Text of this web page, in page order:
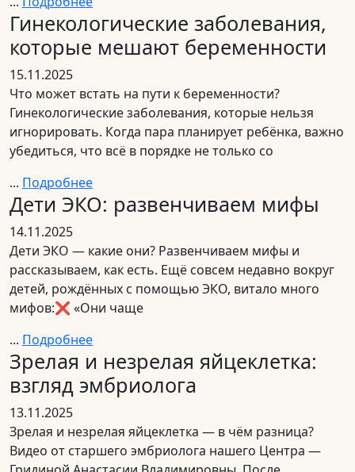
Гинекологические заболевания,
которые мешают беременности
15.11.2025
Что может встать на пути к беременности?
Гинекологические заболевания, которые нельзя
игнорировать. Когда пара планирует ребёнка, важно
убедиться, что всё в порядке не только со
... Подробнее
Дети ЭКО: развенчиваем мифы
14.11.2025
Дети ЭКО — какие они? Развенчиваем мифы и
рассказываем, как есть. Ещё совсем недавно вокруг
детей, рождённых с помощью ЭКО, витало много
мифов:❌ «Они чаще
... Подробнее
Зрелая и незрелая яйцеклетка:
взгляд эмбриолога
13.11.2025
Зрелая и незрелая яйцеклетка — в чём разница?
Видео от старшего эмбриолога нашего Центра —